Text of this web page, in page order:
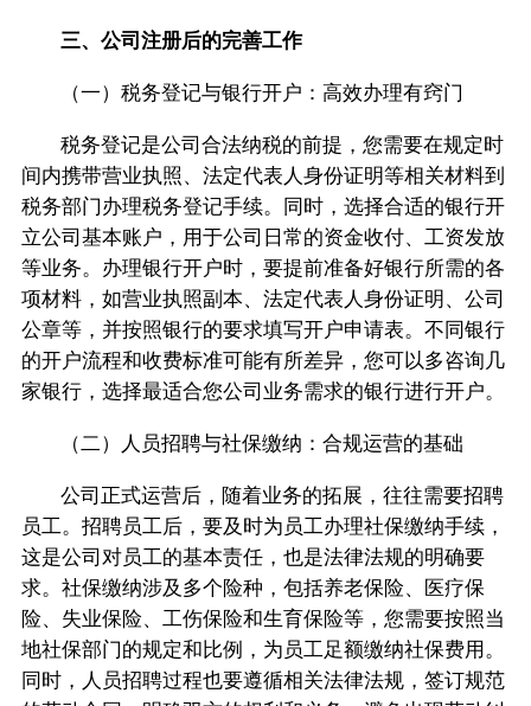
三、公司注册后的完善工作
（一）税务登记与银行开户：高效办理有窍门
税务登记是公司合法纳税的前提，您需要在规定时
间内携带营业执照、法定代表人身份证明等相关材料到
税务部门办理税务登记手续。同时，选择合适的银行开
立公司基本账户，用于公司日常的资金收付、工资发放
等业务。办理银行开户时，要提前准备好银行所需的各
项材料，如营业执照副本、法定代表人身份证明、公司
公章等，并按照银行的要求填写开户申请表。不同银行
的开户流程和收费标准可能有所差异，您可以多咨询几
家银行，选择最适合您公司业务需求的银行进行开户。
（二）人员招聘与社保缴纳：合规运营的基础
公司正式运营后，随着业务的拓展，往往需要招聘
员工。招聘员工后，要及时为员工办理社保缴纳手续，
这是公司对员工的基本责任，也是法律法规的明确要
求。社保缴纳涉及多个险种，包括养老保险、医疗保
险、失业保险、工伤保险和生育保险等，您需要按照当
地社保部门的规定和比例，为员工足额缴纳社保费用。
同时，人员招聘过程也要遵循相关法律法规，签订规范